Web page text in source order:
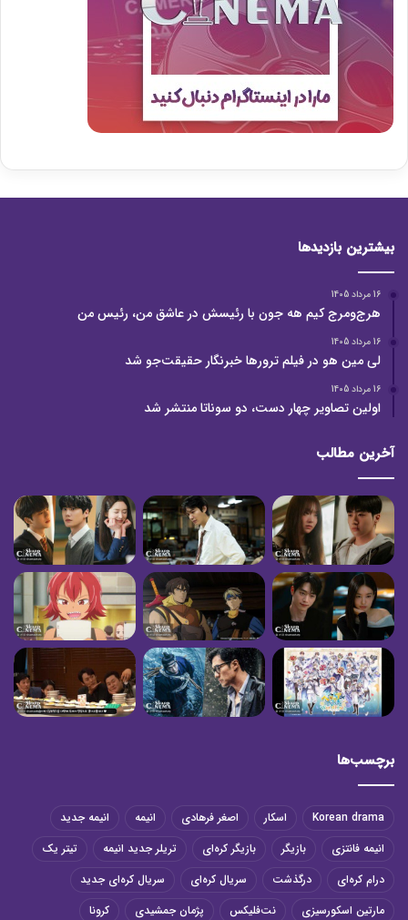
بیشترین بازدیدها
16 مرداد 1405
هرج‌ومرج کیم هه جون با رئیسش در عاشق من، رئیس من
16 مرداد 1405
لی مین هو در فیلم ترورها خبرنگار حقیقت‌جو شد
16 مرداد 1405
اولین تصاویر چهار دست، دو سوناتا منتشر شد
آخرین مطالب
برچسب‌ها
Korean drama اسکار اصغر فرهادی انیمه
انیمه جدید
انیمه فانتزی
بازیگر بازیگر کره‌ای تریلر جدید انیمه
تیتر یک
درام کره‌ای
درگذشت سریال کره‌ای
سریال کره‌ای جدید
مارتین اسکورسیزی
نت‌فلیکس پژمان جمشیدی کرونا